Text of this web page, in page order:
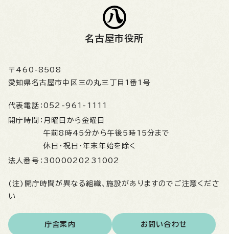
名古屋市役所
〒460-8508
愛知県名古屋市中区三の丸三丁目1番1号
代表電話： 052-961-1111
開庁時間： 月曜日から金曜日
午前8時45分から午後5時15分まで
休日・祝日・年末年始を除く
法人番号： 3000020231002
(注)開庁時間が異なる組織、施設がありますのでご注意くださ
い
庁舎案内 お問い合わせ